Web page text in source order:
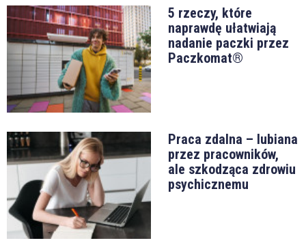
5 rzeczy, które
naprawdę ułatwiają
nadanie paczki przez
Paczkomat®
Praca zdalna – lubiana
przez pracowników,
ale szkodząca zdrowiu
psychicznemu